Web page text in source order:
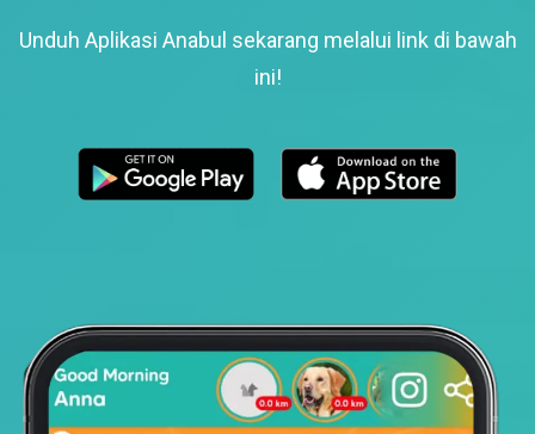
Unduh Aplikasi Anabul sekarang melalui link di bawah
ini!